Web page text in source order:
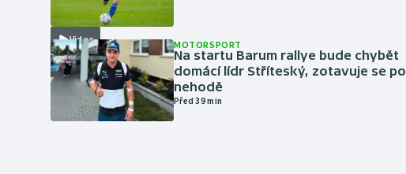
Video MOTORSPORT
Na startu Barum rallye bude chybět
domácí lídr Stříteský, zotavuje se po
nehodě
Před 39 min